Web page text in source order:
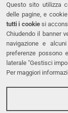
Questo sito utilizza
delle pagine, e
tutti i cookiesi
Chiudendo il banner
navigazione e
preferenze possono
laterale "Gestisci
Per maggiori
Tel.
Fax.
PEC
LINKS